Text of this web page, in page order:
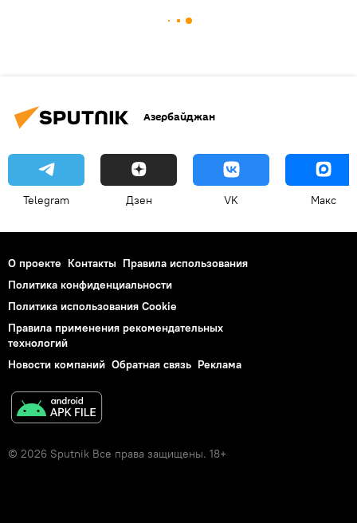
Азербайджан
Telegram Дзен VK Макс
О проекте Контакты Правила использования
Политика конфиденциальности
Политика использования Cookie
Правила применения рекомендательных
технологий
Новости компаний Обратная связь Реклама
© 2026 Sputnik Все права защищены. 18+